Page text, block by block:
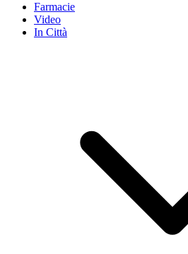
Farmacie
Video
In Città